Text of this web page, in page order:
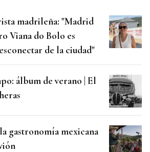
madrileña: "Madrid
Viana do Bolo es
de la ciudad"
álbum de verano | El
gastronomía mexicana